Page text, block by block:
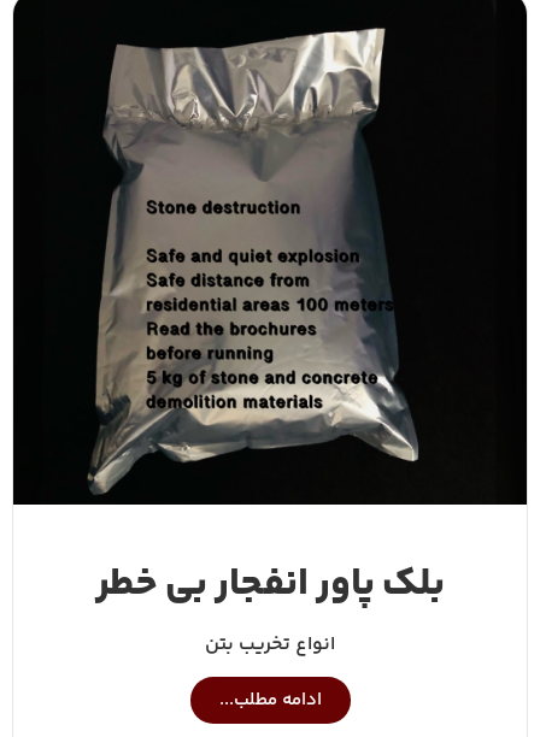
بلک پاور انفجار بی خطر
انواع تخریب بتن
ادامه مطلب...